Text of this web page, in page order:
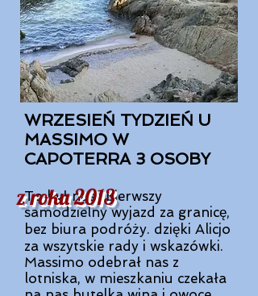
WRZESIEŃ TYDZIEŃ U
MASSIMO W
CAPOTERRA 3 OSOBY
To był nasz pierwszy
samodzielny wyjazd za granicę,
bez biura podróży. dzięki Alicjo
za wszytskie rady i wskazówki.
Massimo odebrał nas z
lotniska, w mieszkaniu czekała
z roku 2013